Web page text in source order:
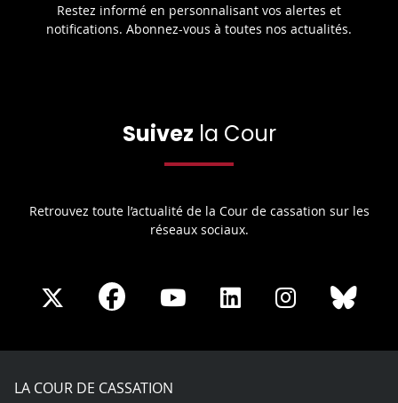
Restez informé en personnalisant vos alertes et
notifications. Abonnez-vous à toutes nos actualités.
Suivez la Cour
Retrouvez toute l’actualité de la Cour de cassation sur les
réseaux sociaux.
Share
X
Share
Facebook
Share
Youtube
Share
LinkedIn
Share
Instagram
LA COUR DE CASSATION